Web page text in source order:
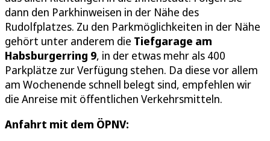
dann den Parkhinweisen in der Nähe des
Rudolfplatzes. Zu den Parkmöglichkeiten in der Nähe
gehört unter anderem die Tiefgarage am
Habsburgerring 9, in der etwas mehr als 400
Parkplätze zur Verfügung stehen. Da diese vor allem
am Wochenende schnell belegt sind, empfehlen wir
die Anreise mit öffentlichen Verkehrsmitteln.
Anfahrt mit dem ÖPNV: